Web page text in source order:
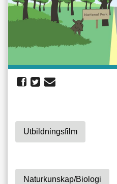
Utbildningsfilm
Naturkunskap/biologi